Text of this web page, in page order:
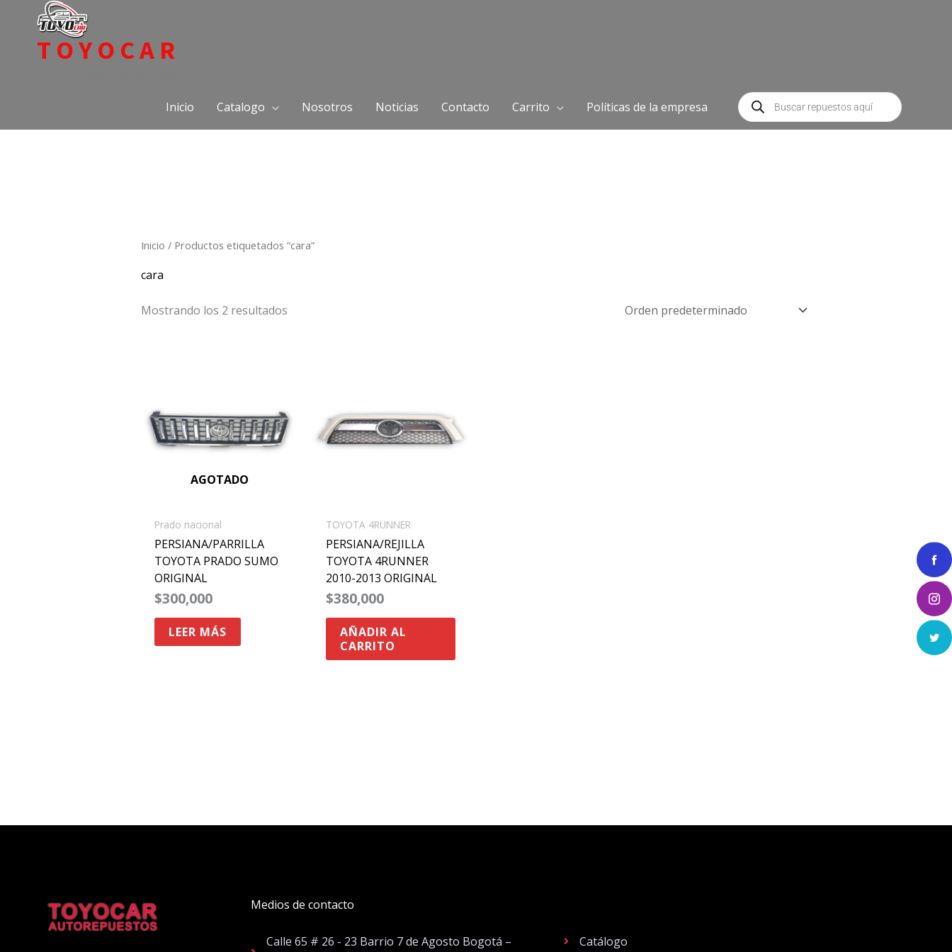
contenidoTOYOCAR
Inicio Catalogo Nosotros Noticias Contacto Carrito Políticas de la empresa
Búsqueda
de
productos
Inicio / Productos etiquetados “cara”
cara
Mostrando los 2 resultados
AGOTADO
Prado nacional
PERSIANA/PARRILLA
TOYOTA PRADO SUMO
ORIGINAL
$300,000
LEER MÁS
TOYOTA 4RUNNER
PERSIANA/REJILLA
TOYOTA 4RUNNER
2010-2013 ORIGINAL
$380,000
AÑADIR AL
CARRITO
Medios de contacto
Calle 65 # 26 - 23 Barrio 7 de Agosto Bogotá – Catálogo